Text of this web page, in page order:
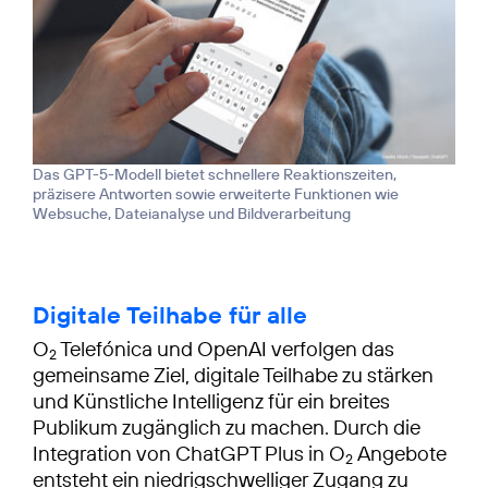
Das GPT-5-Modell bietet schnellere Reaktionszeiten,
präzisere Antworten sowie erweiterte Funktionen wie
Websuche, Dateianalyse und Bildverarbeitung
Digitale Teilhabe für alle
O2Telefónica und OpenAI verfolgen das
gemeinsame Ziel, digitale Teilhabe zu stärken
und Künstliche Intelligenz für ein breites
Publikum zugänglich zu machen. Durch die
Integration von ChatGPT Plus in O2 Angebote
entsteht ein niedrigschwelliger Zugang zu